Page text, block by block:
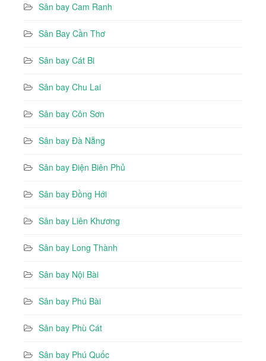
Sân bay Cam Ranh
Sân Bay Cần Thơ
Sân bay Cát Bi
Sân bay Chu Lai
Sân bay Côn Sơn
Sân bay Đà Nẵng
Sân bay Điện Biên Phủ
Sân bay Đồng Hới
Sân bay Liên Khương
Sân bay Long Thành
Sân bay Nội Bài
Sân bay Phú Bài
Sân bay Phù Cát
Sân bay Phú Quốc